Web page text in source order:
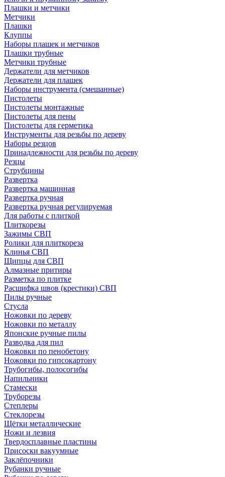
Плашки и метчики
Метчики
Плашки
Клуппы
Наборы плашек и метчиков
Плашки трубные
Метчики трубные
Держатели для метчиков
Держатели для плашек
Наборы инструмента (смешанные)
Пистолеты
Пистолеты монтажные
Пистолеты для пены
Пистолеты для герметика
Инструменты для резьбы по дереву
Наборы резцов
Принадлежности для резьбы по дереву
Резцы
Струбцины
Развертка
Развертка машинная
Развертка ручная
Развертка ручная регулируемая
Для работы с плиткой
Плиткорезы
Зажимы СВП
Ролики для плиткореза
Клинья СВП
Щипцы для СВП
Алмазные притиры
Разметка по плитке
Расшифка швов (крестики) СВП
Пилы ручные
Стусла
Ножовки по дереву
Ножовки по металлу
Японские ручные пилы
Разводка для пил
Ножовки по пенобетону
Ножовки по гипсокартону
Трубогибы, полосогибы
Напильники
Стамески
Труборезы
Степлеры
Стеклорезы
Щётки металлические
Ножи и лезвия
Твердосплавные пластины
Присоски вакуумные
Заклёпочники
Рубанки ручные